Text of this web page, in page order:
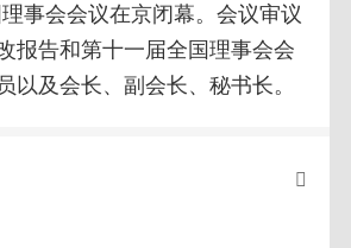
事会会议在京闭幕。会议审议
报告和第十一届全国理事会会
及会长、副会长、秘书长。